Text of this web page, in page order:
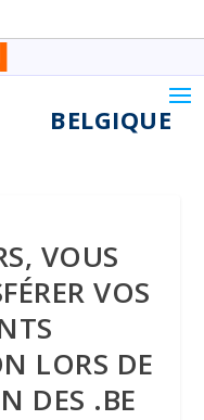
EN
BELGIQUE
VOUS
VOS
LORS DE
DES .BE